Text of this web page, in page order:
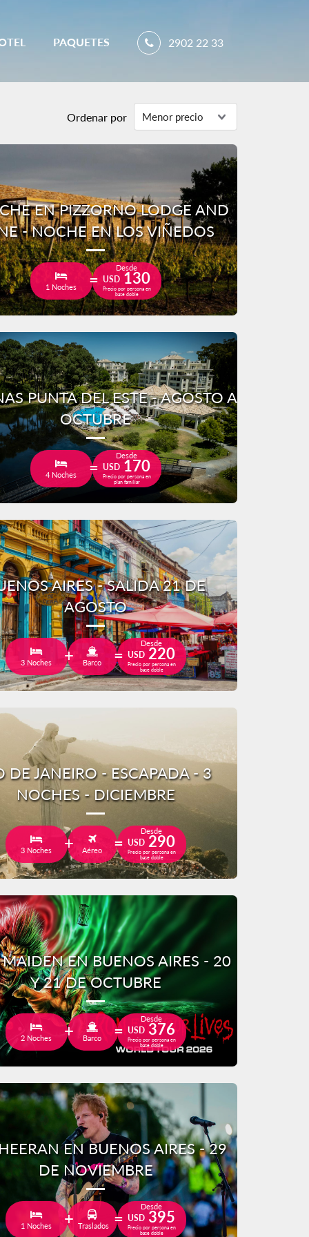
PAQUETES 2902 22 33
Ordenar por
EN PIZZORNO LODGE AND
- NOCHE EN LOS VIÑEDOS
1 Noches
Desde
USD 130
Precio por persona en
base doble
PUNTA DEL ESTE - AGOSTO A
OCTUBRE
4 Noches
Desde
USD 170
Precio por persona en
plan familiar
AIRES - SALIDA 21 DE
AGOSTO
3 Noches Barco
Desde
USD 220
Precio por persona en
base doble
DE JANEIRO - ESCAPADA - 3
NOCHES - DICIEMBRE
3 Noches Aéreo
Desde
USD 290
Precio por persona en
base doble
EN BUENOS AIRES - 20
Y 21 DE OCTUBRE
2 Noches Barco
Desde
USD 376
Precio por persona en
base doble
EN BUENOS AIRES - 29
DE NOVIEMBRE
1 Noches Traslados
Desde
USD 395
Precio por persona en
base doble